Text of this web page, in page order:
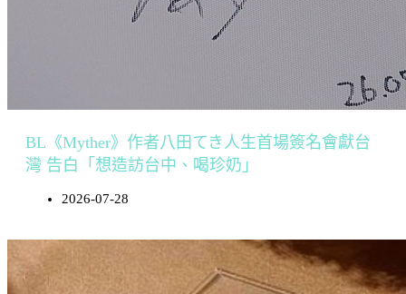
BL《Myther》作者八田てき人生首場簽名會獻台
灣 告白「想造訪台中、喝珍奶」
2026-07-28